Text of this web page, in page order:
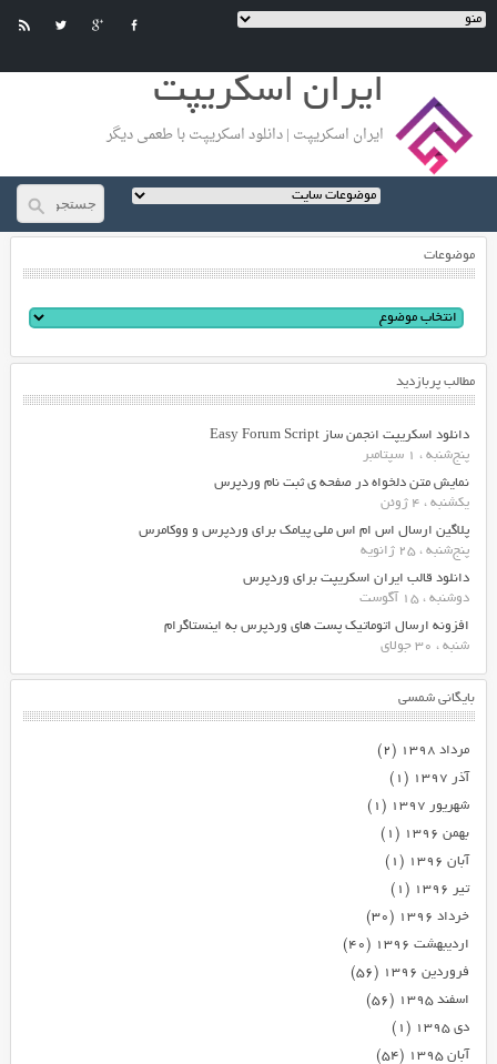
ایران اسکریپت
ایران اسکریپت | دانلود اسکریپت با طعمی دیگر
موضوعات
مطالب پربازدید
دانلود اسکریپت انجمن ساز Easy Forum Script
پنج‌شنبه ، 1 سپتامبر
نمایش متن دلخواه در صفحه ی ثبت نام وردپرس
یکشنبه ، 4 ژوئن
پلاگین ارسال اس ام اس ملی پیامک برای وردپرس و ووکامرس
پنج‌شنبه ، 25 ژانویه
دانلود قالب ایران اسکریپت برای وردپرس
دوشنبه ، 15 آگوست
افزونه ارسال اتوماتیک پست های وردپرس به اینستاگرام
شنبه ، 30 جولای
بایگانی شمسی
مرداد ۱۳۹۸
(۲)
آذر ۱۳۹۷
(۱)
شهریور ۱۳۹۷
(۱)
بهمن ۱۳۹۶
(۱)
آبان ۱۳۹۶
(۱)
تیر ۱۳۹۶
(۱)
خرداد ۱۳۹۶
(۳۰)
اردیبهشت ۱۳۹۶
(۴۰)
فروردین ۱۳۹۶
(۵۶)
اسفند ۱۳۹۵
(۵۶)
دی ۱۳۹۵
(۱)
آبان ۱۳۹۵
(۵۴)